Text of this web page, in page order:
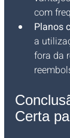
com
Planos
a
fora da
Certa